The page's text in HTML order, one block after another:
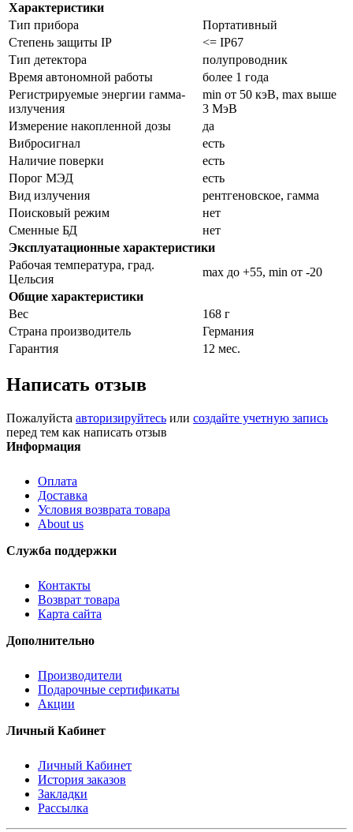
Характеристики
Тип прибора
Портативный
Степень защиты IP
<= IP67
Тип детектора
полупроводник
Время автономной работы
более 1 года
Регистрируемые энергии гамма-
излучения
min от 50 кэВ, max выше
3 МэВ
Измерение накопленной дозы
да
Вибросигнал
есть
Наличие поверки
есть
Порог МЭД
есть
Вид излучения
рентгеновское, гамма
Поисковый режим
нет
Сменные БД
нет
Эксплуатационные характеристики
Рабочая температура, град.
Цельсия
max до +55, min от -20
Общие характеристики
Вес
168 г
Страна производитель
Германия
Гарантия
12 мес.
Написать отзыв
Пожалуйста авторизируйтесь или создайте учетную запись
перед тем как написать отзыв
Информация
Оплата
Доставка
Условия возврата товара
About us
Служба поддержки
Контакты
Возврат товара
Карта сайта
Дополнительно
Производители
Подарочные сертификаты
Акции
Личный Кабинет
Личный Кабинет
История заказов
Закладки
Рассылка